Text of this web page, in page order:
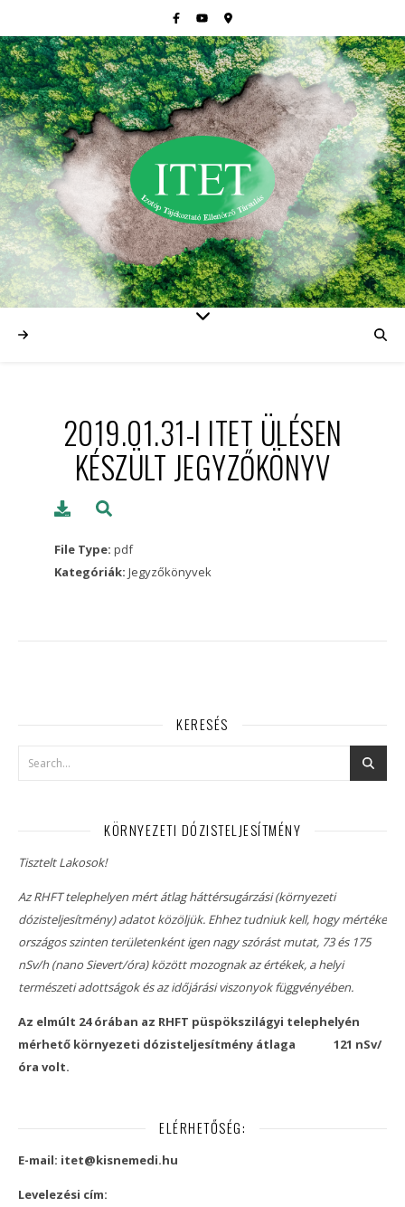
2019.01.31-I ITET ÜLÉSEN
KÉSZÜLT JEGYZŐKÖNYV
File Type: pdf
Kategóriák: Jegyzőkönyvek
KERESÉS
KÖRNYEZETI DÓZISTELJESÍTMÉNY
Tisztelt Lakosok!
Az RHFT telephelyen mért átlag háttérsugárzási (környezeti
dózisteljesítmény) adatot közöljük. Ehhez tudniuk kell, hogy mértéke
országos szinten területenként igen nagy szórást mutat, 73 és 175
nSv/h (nano Sievert/óra) között mozognak az értékek, a helyi
természeti adottságok és az időjárási viszonyok függvényében.
Az elmúlt 24 órában az RHFT püspökszilágyi telephelyén
mérhető környezeti dózisteljesítmény átlaga 121 nSv/
óra volt.
ELÉRHETŐSÉG:
E-mail: itet@kisnemedi.hu
Levelezési cím: